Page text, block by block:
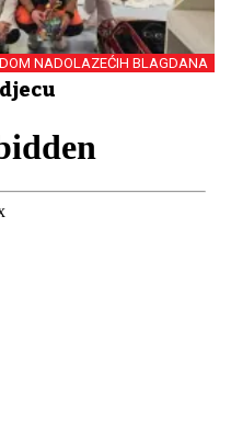
NADOLAZEĆIH BLAGDANA